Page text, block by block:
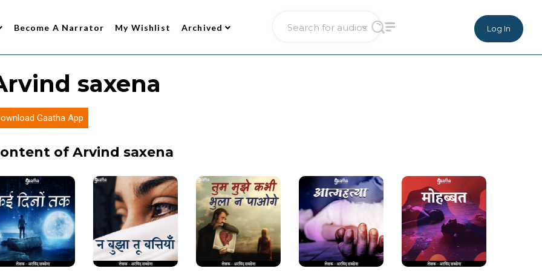
Become A Narrator My Wishlist Archived Log In
saxena
Gaatha App
of Arvind saxena